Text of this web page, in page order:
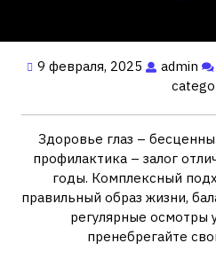
9 февраля, 2025 admin
Здоровье глаз –
профилактика – залог
годы. Комплексный
правильный образ жизни,
регулярные осмотры
пренебрегайте